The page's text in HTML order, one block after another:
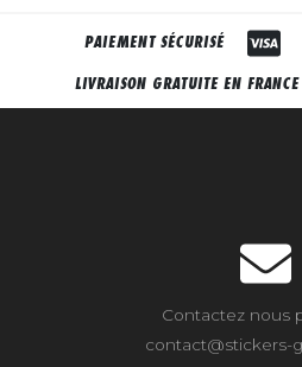
PAIEMENT SÉCURISÉ
LIVRAISON GRATUITE EN
Contactez nous
contact@stickers-